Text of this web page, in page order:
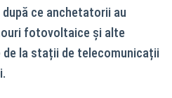
ce anchetatorii au
fotovoltaice și alte
la stații de telecomunicații